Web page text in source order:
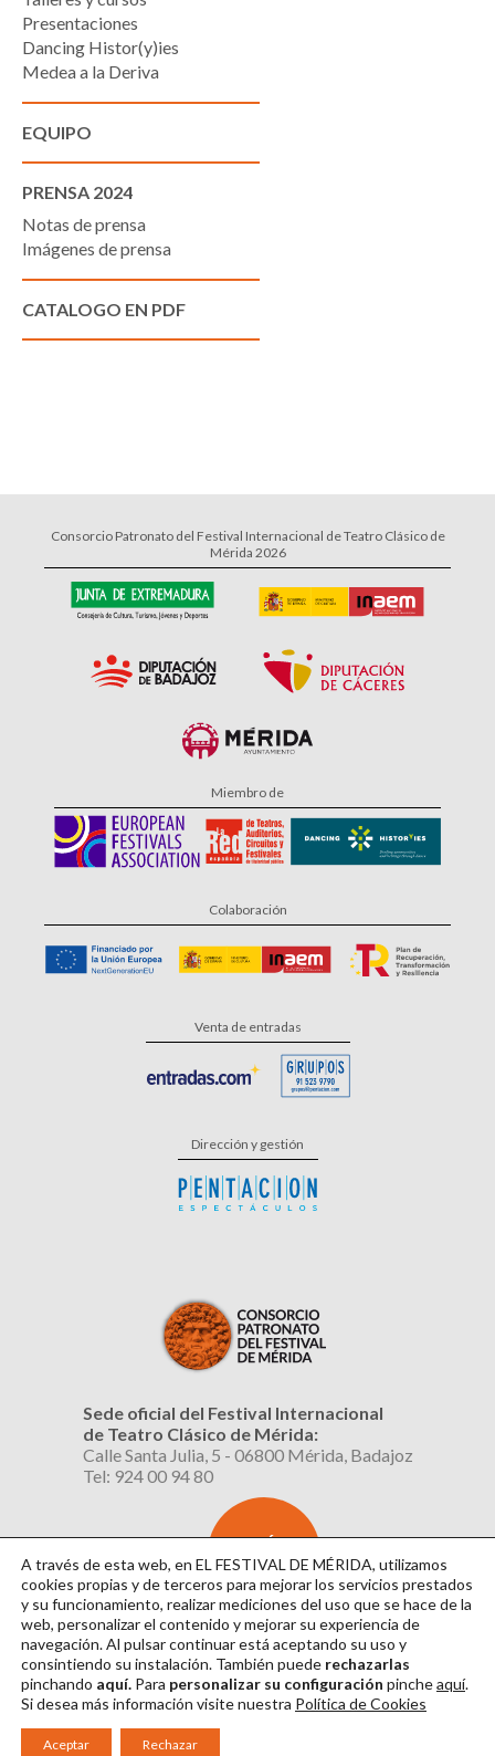
Presentaciones
Dancing Histor(y)ies
Medea a la Deriva
EQUIPO
PRENSA 2024
Notas de prensa
Imágenes de prensa
CATALOGO EN PDF
Consorcio Patronato del Festival Internacional de Teatro Clásico de
Mérida 2026
Miembro de
Colaboración
Venta de entradas
Dirección y gestión
Sede oficial del Festival Internacional
de Teatro Clásico de Mérida:
Calle Santa Julia, 5 - 06800 Mérida, Badajoz
Tel: 924 00 94 80
SUSCRÍBETE
AL BOLETÍN
Aviso Legal|Política de Privacidad
|Webmaster: Axel Kacelnik
A través de esta web, en EL FESTIVAL DE MÉRIDA, utilizamos
cookies propias y de terceros para mejorar los servicios prestados
y su funcionamiento, realizar mediciones del uso que se hace de la
web, personalizar el contenido y mejorar su experiencia de
navegación. Al pulsar continuarestá aceptando su uso y
consintiendo su instalación. También puede rechazarlas
pinchando aquí. Para personalizar su configuración pincheaquí.
Si desea más información visite nuestra Política de Cookies
Aceptar Rechazar